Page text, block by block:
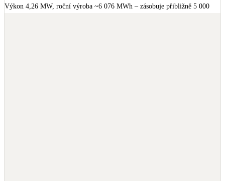
Výkon 4,26 MW, roční výroba ~6 076 MWh – zásobuje přibližně 5 000